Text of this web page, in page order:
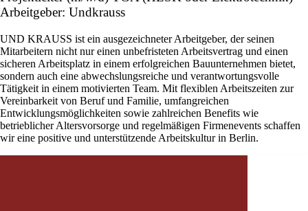
Arbeitgeber: Undkrauss
UND KRAUSS ist ein ausgezeichneter Arbeitgeber, der seinen
Mitarbeitern nicht nur einen unbefristeten Arbeitsvertrag und einen
sicheren Arbeitsplatz in einem erfolgreichen Bauunternehmen bietet,
sondern auch eine abwechslungsreiche und verantwortungsvolle
Tätigkeit in einem motivierten Team. Mit flexiblen Arbeitszeiten zur
Vereinbarkeit von Beruf und Familie, umfangreichen
Entwicklungsmöglichkeiten sowie zahlreichen Benefits wie
betrieblicher Altersvorsorge und regelmäßigen Firmenevents schaffen
wir eine positive und unterstützende Arbeitskultur in Berlin.